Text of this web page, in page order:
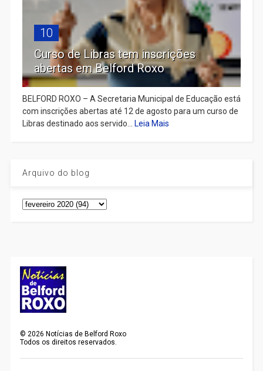
10
Curso de Libras tem inscrições
abertas em Belford Roxo
BELFORD ROXO – A Secretaria Municipal de Educação está
com inscrições abertas até 12 de agosto para um curso de
Libras destinado aos servido...
Leia Mais
Arquivo do blog
©2026 Notícias de Belford Roxo
Todos os direitos reservados.